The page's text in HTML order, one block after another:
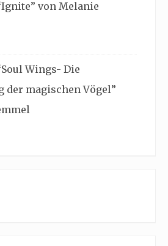
von Melanie
Wings- Die
der magischen Vögel”